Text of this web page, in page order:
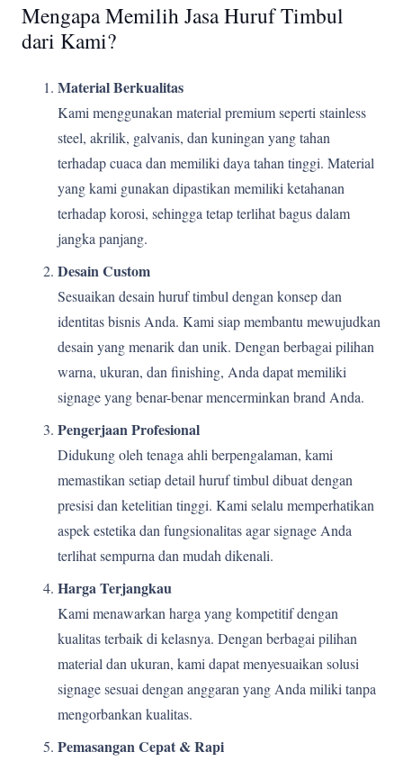
Mengapa Memilih Jasa Huruf Timbul
dari Kami?
Material Berkualitas
Kami menggunakan material premium seperti stainless
steel, akrilik, galvanis, dan kuningan yang tahan
terhadap cuaca dan memiliki daya tahan tinggi. Material
yang kami gunakan dipastikan memiliki ketahanan
terhadap korosi, sehingga tetap terlihat bagus dalam
jangka panjang.
Desain Custom
Sesuaikan desain huruf timbul dengan konsep dan
identitas bisnis Anda. Kami siap membantu mewujudkan
desain yang menarik dan unik. Dengan berbagai pilihan
warna, ukuran, dan finishing, Anda dapat memiliki
signage yang benar-benar mencerminkan brand Anda.
Pengerjaan Profesional
Didukung oleh tenaga ahli berpengalaman, kami
memastikan setiap detail huruf timbul dibuat dengan
presisi dan ketelitian tinggi. Kami selalu memperhatikan
aspek estetika dan fungsionalitas agar signage Anda
terlihat sempurna dan mudah dikenali.
Harga Terjangkau
Kami menawarkan harga yang kompetitif dengan
kualitas terbaik di kelasnya. Dengan berbagai pilihan
material dan ukuran, kami dapat menyesuaikan solusi
signage sesuai dengan anggaran yang Anda miliki tanpa
mengorbankan kualitas.
Pemasangan Cepat & Rapi